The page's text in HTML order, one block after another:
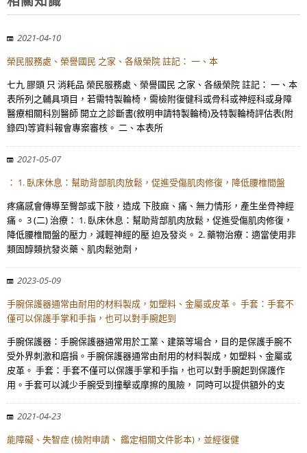
2021-04-10
榮民服務處、榮譽國民 之家、各級榮院 註記： 一、本
七九 膠頭 只 消耗品 榮民服務處、榮譽國民 之家、各級榮院 註記： 一、本
表所列之輔具項目，若需特製輪椅，需檢附復健科或骨科或神經科或身障
醫療相關科別醫師 開立之診斷書(敘明申請特製輪椅)及特製輪椅評估表(附
錄四)等資料報會專案審核。 二、本表所
2021-05-07
： 1. 臥床休息：幫助背部肌肉放鬆，促進受傷肌肉修復，降低腰椎間盤
疼痛感會傳導至臀部或下肢，造成 下肢麻、痛、無力情形，產生坐骨神經
痛。 3 (二) 治療： 1. 臥床休息：幫助背部肌肉放鬆，促進受傷肌肉修復，
降低腰椎間盤的壓力，減輕神經的壓 迫及發炎。 2. 藥物治療：適當使用非
類固醇類抗發炎藥、肌肉鬆弛劑，
2023-05-09
手腕保護器通常由耐用的材料製成，如塑料、金屬或皮革。 手套：手套不
僅可以保護手掌和手指，也可以對手腕起到
手腕保護器：手腕保護器通常用於工業、建築等場合，目的是保護手腕不
受外界刺激和磨損。手腕保護器通常由耐用的材料製成，如塑料、金屬或
皮革。 手套：手套不僅可以保護手掌和手指，也可以對手腕起到保護作
用。手套可以減少手腕受到撞擊或摩擦的風險， 同時可以提供額外的支
2021-04-23
能障礙、失智症 (檢附申請、 鑑定相關文件影本)，並經復健